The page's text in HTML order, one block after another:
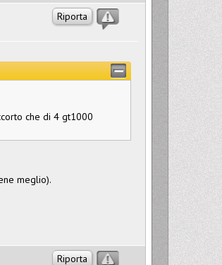
Riporta
che di 4 gt1000
meglio).
Riporta